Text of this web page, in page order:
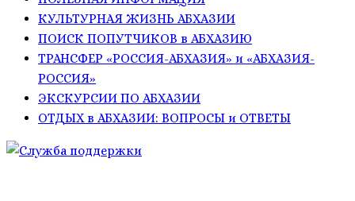
КУЛЬТУРНАЯ ЖИЗНЬ АБХАЗИИ
ПОИСК ПОПУТЧИКОВ в АБХАЗИЮ
ТРАНСФЕР «РОССИЯ-АБХАЗИЯ» и «АБХАЗИЯ-
РОССИЯ»
ЭКСКУРСИИ ПО АБХАЗИИ
ОТДЫХ в АБХАЗИИ: ВОПРОСЫ и ОТВЕТЫ